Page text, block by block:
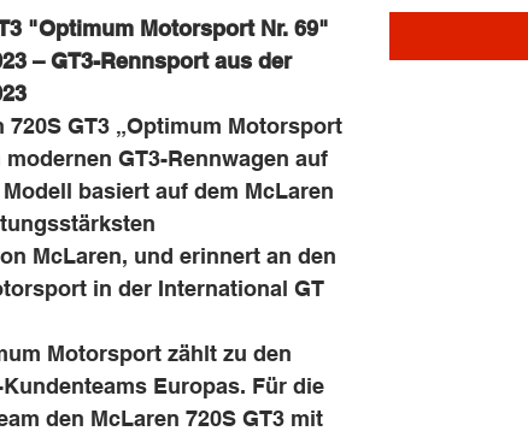
"Optimum Motorsport Nr. 69"
– GT3-Rennsport aus der
720S GT3 „Optimum Motorsport
GT3-Rennwagen auf
basiert auf dem McLaren
McLaren, und erinnert an den
in der International GT
Motorsport zählt zu den
Europas. Für die
den McLaren 720S GT3 mit